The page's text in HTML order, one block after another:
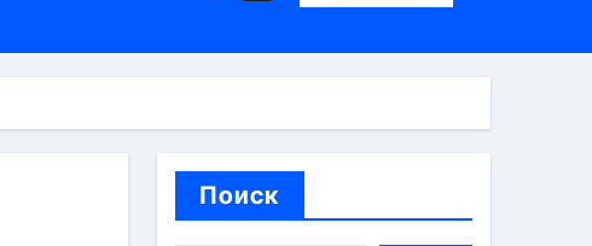
и обустройства мест отдыха
Поиск